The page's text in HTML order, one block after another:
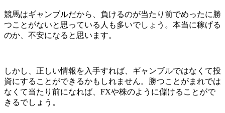
競馬はギャンブルだから、負けるのが当たり前でめったに勝
つことがないと思っている人も多いでしょう。本当に稼げる
のか、不安になると思います。
しかし、正しい情報を入手すれば、ギャンブルではなくて投
資にすることができるかもしれません。勝つことがまれでは
なくて当たり前になれば、FXや株のように儲けることがで
きるでしょう。